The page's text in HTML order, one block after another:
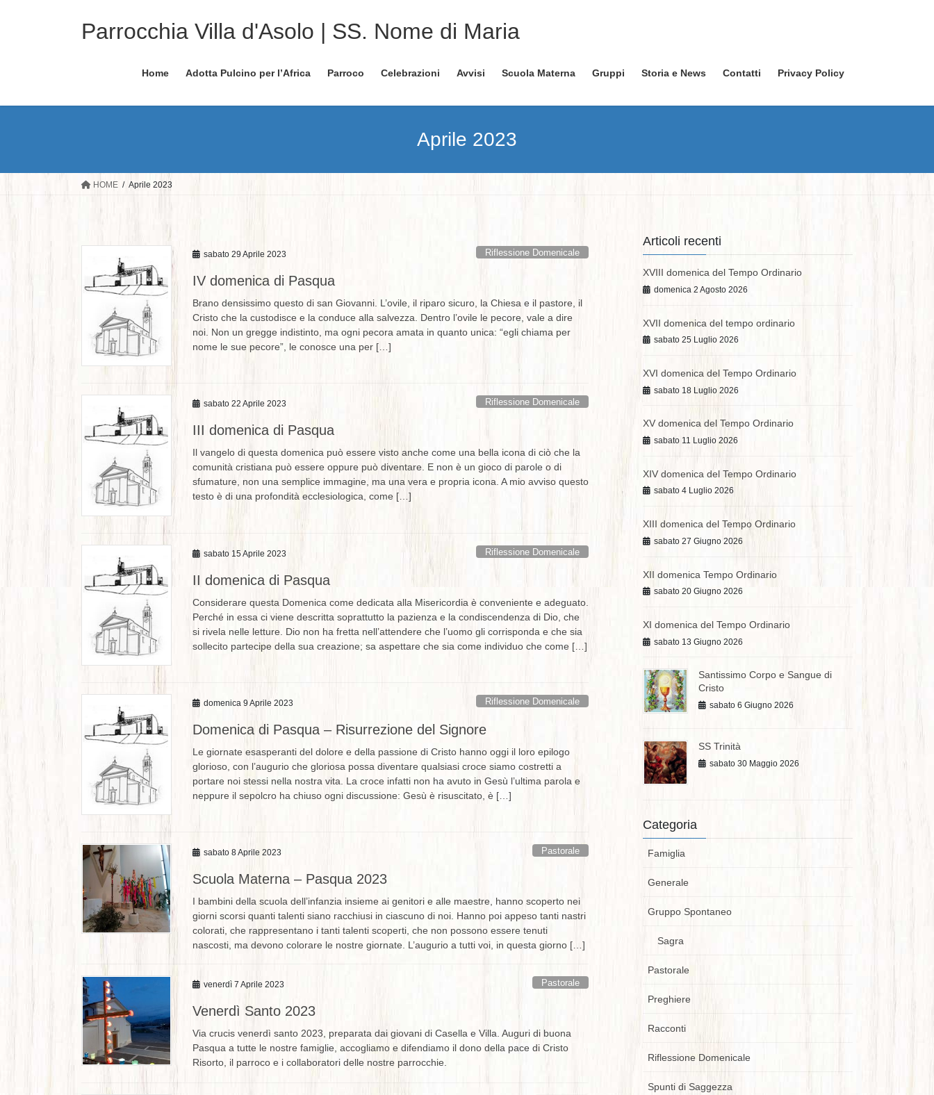
Parrocchia Villa d'Asolo | SS. Nome di Maria
Home Adotta Pulcino per l’Africa Parroco Celebrazioni Avvisi Scuola Materna Gruppi Storia e News Contatti Privacy Policy
Aprile 2023
HOME Aprile 2023
sabato 29 Aprile 2023 Riflessione Domenicale
IV domenica di Pasqua
Brano densissimo questo di san Giovanni. L’ovile, il riparo sicuro, la Chiesa e il pastore, il
Cristo che la custodisce e la conduce alla salvezza. Dentro l’ovile le pecore, vale a dire
noi. Non un gregge indistinto, ma ogni pecora amata in quanto unica: “egli chiama per
nome le sue pecore”, le conosce una per […]
sabato 22 Aprile 2023 Riflessione Domenicale
III domenica di Pasqua
Il vangelo di questa domenica può essere visto anche come una bella icona di ciò che la
comunità cristiana può essere oppure può diventare. E non è un gioco di parole o di
sfumature, non una semplice immagine, ma una vera e propria icona. A mio avviso questo
testo è di una profondità ecclesiologica, come […]
sabato 15 Aprile 2023 Riflessione Domenicale
II domenica di Pasqua
Considerare questa Domenica come dedicata alla Misericordia è conveniente e adeguato.
Perché in essa ci viene descritta soprattutto la pazienza e la condiscendenza di Dio, che
si rivela nelle letture. Dio non ha fretta nell’attendere che l’uomo gli corrisponda e che sia
sollecito partecipe della sua creazione; sa aspettare che sia come individuo che come […]
domenica 9 Aprile 2023 Riflessione Domenicale
Domenica di Pasqua – Risurrezione del Signore
Le giornate esasperanti del dolore e della passione di Cristo hanno oggi il loro epilogo
glorioso, con l’augurio che gloriosa possa diventare qualsiasi croce siamo costretti a
portare noi stessi nella nostra vita. La croce infatti non ha avuto in Gesù l’ultima parola e
neppure il sepolcro ha chiuso ogni discussione: Gesù è risuscitato, è […]
sabato 8 Aprile 2023 Pastorale
Scuola Materna – Pasqua 2023
I bambini della scuola dell’infanzia insieme ai genitori e alle maestre, hanno scoperto nei
giorni scorsi quanti talenti siano racchiusi in ciascuno di noi. Hanno poi appeso tanti nastri
colorati, che rappresentano i tanti talenti scoperti, che non possono essere tenuti
nascosti, ma devono colorare le nostre giornate. L’augurio a tutti voi, in questa giorno […]
venerdì 7 Aprile 2023 Pastorale
Venerdì Santo 2023
Via crucis venerdì santo 2023, preparata dai giovani di Casella e Villa. Auguri di buona
Pasqua a tutte le nostre famiglie, accogliamo e difendiamo il dono della pace di Cristo
Risorto, il parroco e i collaboratori delle nostre parrocchie.
Articoli recenti
XVIII domenica del Tempo Ordinario
domenica 2 Agosto 2026
XVII domenica del tempo ordinario
sabato 25 Luglio 2026
XVI domenica del Tempo Ordinario
sabato 18 Luglio 2026
XV domenica del Tempo Ordinario
sabato 11 Luglio 2026
XIV domenica del Tempo Ordinario
sabato 4 Luglio 2026
XIII domenica del Tempo Ordinario
sabato 27 Giugno 2026
XII domenica Tempo Ordinario
sabato 20 Giugno 2026
XI domenica del Tempo Ordinario
sabato 13 Giugno 2026
Santissimo Corpo e Sangue di
Cristo
sabato 6 Giugno 2026
SS Trinità
sabato 30 Maggio 2026
Categoria
Famiglia
Generale
Gruppo Spontaneo
Sagra
Pastorale
Preghiere
Racconti
Riflessione Domenicale
Spunti di Saggezza